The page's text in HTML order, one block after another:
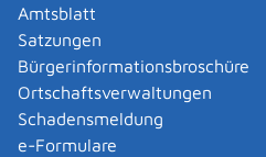
Amtsblatt
Satzungen
Bürgerinformationsbroschüre
Ortschaftsverwaltungen
Schadensmeldung
e-Formulare
Vielzahl von kommunalen und
Verwaltungsvorgängen.
Informationen zu den
einer bestimmen